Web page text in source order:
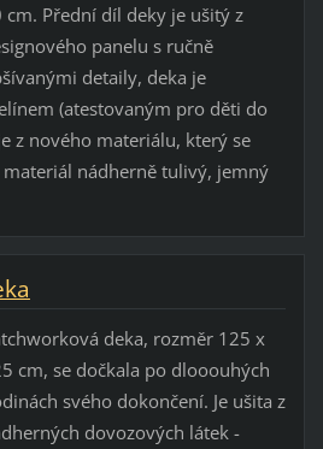
cm. Přední díl deky je ušitý z
panelu s ručně
detaily, deka je
(atestovaným pro děti do
z nového materiálu, který se
nádherně tulivý, jemný
deka, rozměr 125 x
cm, se dočkala po dlooouhých
svého dokončení. Je ušita z
dovozových látek -